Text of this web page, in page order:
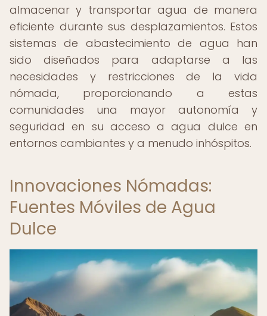
almacenar y transportar agua de manera
eficiente durante sus desplazamientos. Estos
sistemas de abastecimiento de agua han
sido diseñados para adaptarse a las
necesidades y restricciones de la vida
nómada, proporcionando a estas
comunidades una mayor autonomía y
seguridad en su acceso a agua dulce en
entornos cambiantes y a menudo inhóspitos.
Innovaciones Nómadas:
Fuentes Móviles de Agua
Dulce